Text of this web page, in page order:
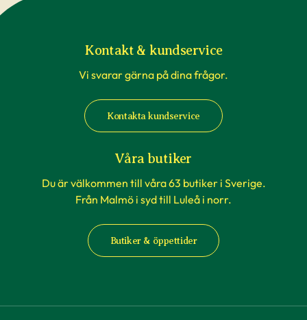
Kontakt & kundservice
Vi svarar gärna på dina frågor.
Kontakta kundservice
Våra butiker
Du är välkommen till våra 63 butiker i Sverige.
Från Malmö i syd till Luleå i norr.
Butiker & öppettider